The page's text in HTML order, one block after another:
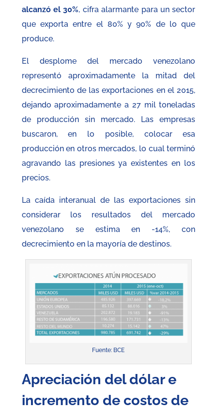
alcanzó el 30%, cifra alarmante para un sector
que exporta entre el 80% y 90% de lo que
produce.
El desplome del mercado venezolano
representó aproximadamente la mitad del
decrecimiento de las exportaciones en el 2015,
dejando aproximadamente a 27 mil toneladas
de producción sin mercado. Las empresas
buscaron, en lo posible, colocar esa
producción en otros mercados, lo cual terminó
agravando las presiones ya existentes en los
precios.
La caída interanual de las exportaciones sin
considerar los resultados del mercado
venezolano se estima en -14%, con
decrecimiento en la mayoría de destinos.
Fuente: BCE
Apreciación del dólar e
incremento de costos de